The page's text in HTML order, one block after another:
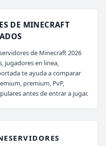
DE MINECRAFT
de Minecraft 2026
jugadores en linea,
te ayuda a comparar
premium, PvP,
antes de entrar a jugar.